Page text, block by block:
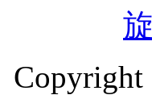
Copyright